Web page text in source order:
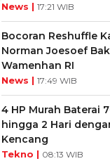
News | 17:21 WIB
Bocoran Reshuffle
Norman Joesoef
Wamenhan RI
News | 17:49 WIB
4 HP Murah Baterai
hingga 2 Hari
Kencang
Tekno | 08:13 WIB